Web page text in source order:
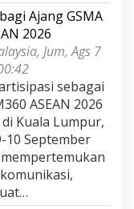
Ajang GSMA
2026
Jum, Ags 7
sebagai
ASEAN 2026
Kuala Lumpur,
10 September
mempertemukan